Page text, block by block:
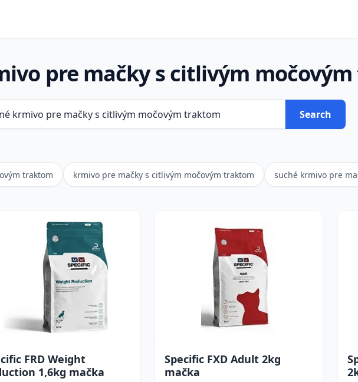
pre mačky s citlivým
Search
traktom krmivo pre mačky s citlivým močovým traktom suché krmivo pre
FRD Weight
1,6kg mačka
Specific FXD Adult 2kg
mačka